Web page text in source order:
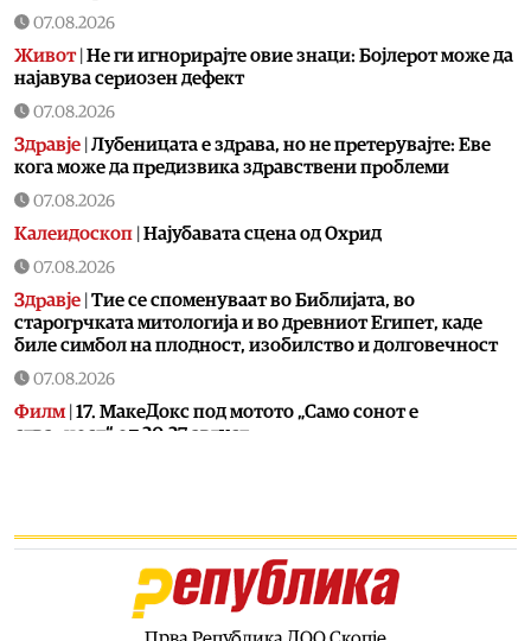
07.08.2026
Живот| Не ги игнорирајте овие знаци: Бојлерот може да
најавува сериозен дефект
07.08.2026
Здравје | Лубеницата е здрава, но не претерувајте: Еве
кога може да предизвика здравствени проблеми
07.08.2026
Калеидоскоп | Најубавата сцена од Охрид
07.08.2026
Здравје | Тие се споменуваат во Библијата, во
старогрчката митологија и во древниот Египет, каде
биле симбол на плодност, изобилство и долговечност
07.08.2026
Филм | 17. МакеДокс под мотото „Само сонот е
стварност“ од 20-27 август
12 се изгаснати
Лозано, Тони Зен и Два бона викендов на С.О.С.
Фестивал во Битола